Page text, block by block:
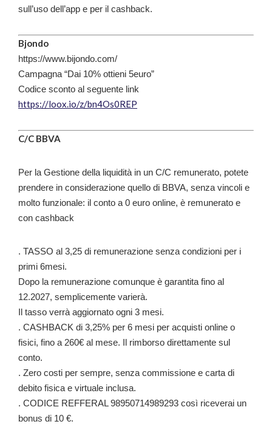
sull’uso dell’app e per il cashback.
Bjondo
https://www.bijondo.com/
Campagna “Dai 10% ottieni 5euro”
Codice sconto al seguente link
https://loox.io/z/bn4Os0REP
C/C BBVA
Per la Gestione della liquidità in un C/C remunerato, potete
prendere in considerazione quello di BBVA, senza vincoli e
molto funzionale: il conto a 0 euro online, è remunerato e
con cashback
. TASSO al 3,25 di remunerazione senza condizioni per i
primi 6mesi.
Dopo la remunerazione comunque è garantita fino al
12.2027, semplicemente varierà.
Il tasso verrà aggiornato ogni 3 mesi.
. CASHBACK di 3,25% per 6 mesi per acquisti online o
fisici, fino a 260€ al mese. Il rimborso direttamente sul
conto.
. Zero costi per sempre, senza commissione e carta di
debito fisica e virtuale inclusa.
. CODICE REFFERAL 98950714989293 così riceverai un
bonus di 10 €.